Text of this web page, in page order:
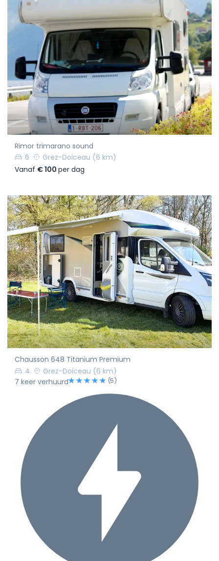
Rimor trimarano sound
6
Grez-Doiceau (6 km)
Vanaf € 100 per dag
Chausson 648 Titanium Premium
4
Grez-Doiceau (6 km)
7 keer verhuurd
(5)